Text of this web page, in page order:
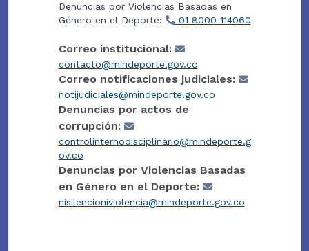
Denuncias por Violencias Basadas en
Género en el Deporte:
01 8000 114060
Correo institucional:
contacto@mindeporte.gov.co
Correo notificaciones judiciales:
notijudiciales@mindeporte.gov.co
Denuncias por actos de
corrupción:
controlinternodisciplinario@mindeporte.g
ov.co
Denuncias por Violencias Basadas
en Género en el Deporte:
nisilencioniviolencia@mindeporte.gov.co